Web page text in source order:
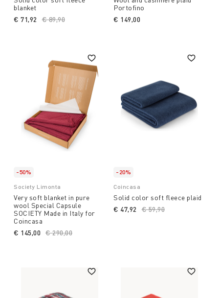
blanket
Price reduced from
€ 89,90
€ 71,92
Portofino
€ 149,00
-50%
Society Limonta
Very soft blanket in pure
wool Special Capsule
SOCIETY Made in Italy for
Coincasa
Price reduced from
€ 290,00
€ 145,00
-20%
Coincasa
Solid color soft fleece plaid
Price reduced from
€ 59,90
€ 47,92